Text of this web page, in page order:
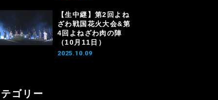
【生中継】第2回よね
ざわ戦国花火大会&第
4回よねざわ肉の陣
（10月11日）
2025.10.09
カテゴリー